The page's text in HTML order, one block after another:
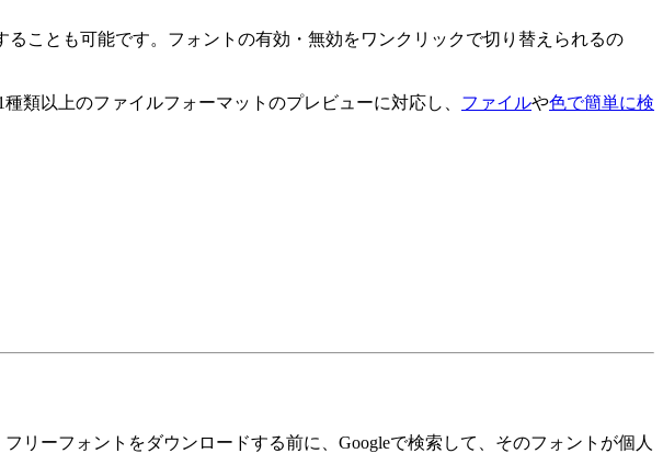
ることも可能です。フォントの有効・無効をワンクリックで切り替えられるの
類以上のファイルフォーマットのプレビューに対応し、 ファイルや色で簡単に検
リーフォントをダウンロードする前に、Googleで検索して、そのフォントが個人